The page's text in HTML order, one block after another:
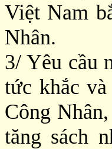
Việt Nam
Nhân.
3/ Yêu cầu
tức khắc
Công
tăng sách